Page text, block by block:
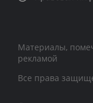
Материалы,
рекламой
Все права